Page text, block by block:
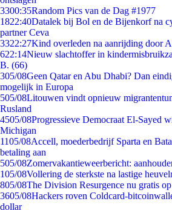
3300:35Random Pics van de Dag #1977
1822:40Datalek bij Bol en de Bijenkorf na
partner Ceva
3322:27Kind overleden na aanrijding door
622:14Nieuw slachtoffer in
B. (66)
305/08Geen Qatar en Abu Dhabi? Dan
mogelijk in Europa
505/08Litouwen vindt opnieuw
Rusland
4505/08Progressieve Democraat El-Sayed
Michigan
1105/08Accell, moederbedrijf Sparta en
betaling aan
505/08Zomervakantieweerbericht:
105/08Vollering de sterkste na lastige
805/08The Division Resurgence nu gratis
3605/08Hackers roven Coldcard-
dollar